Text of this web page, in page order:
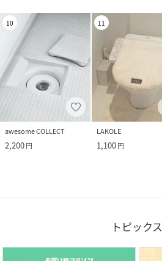
10
awesome COLLECT
2,200円
11
LAKOLE
1,100円
トピックス